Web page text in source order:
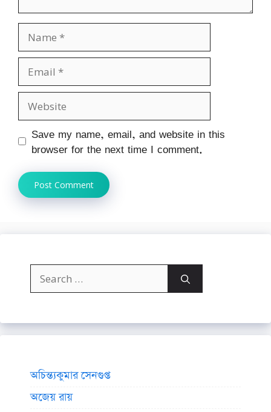
Name
Email
Website
Save my name, email, and website in this
browser for the next time I comment.
Search
for:
অচিন্ত্যকুমার সেনগুপ্ত
অজেয় রায়